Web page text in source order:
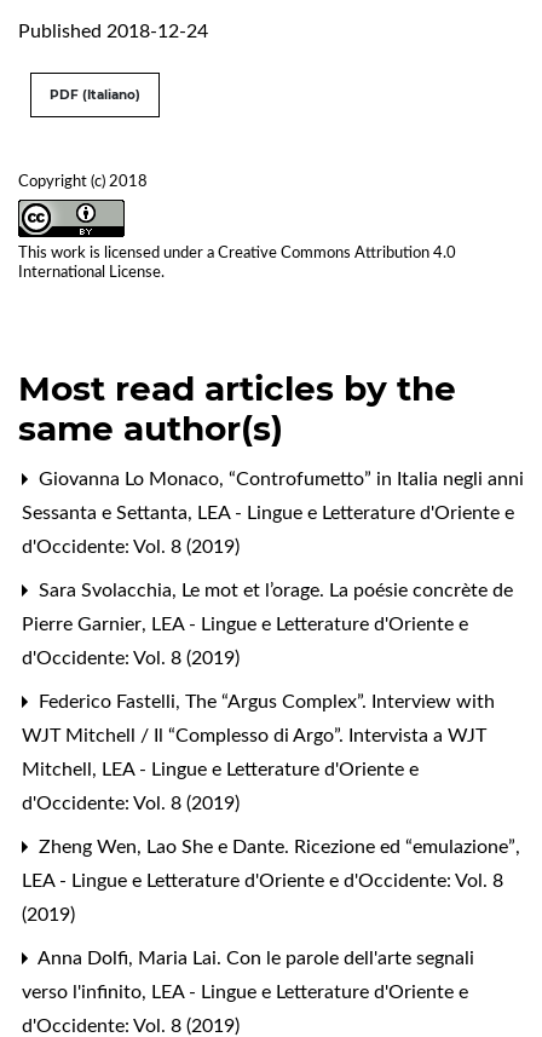
Published 2018-12-24
Copyright (c) 2018
This work is licensed under a Creative Commons Attribution 4.0
International License.
PDF (Italiano)
Most read articles by the
same author(s)
Giovanna Lo Monaco, “Controfumetto” in Italia negli anni
Sessanta e Settanta, LEA - Lingue e Letterature d'Oriente e
d'Occidente: Vol. 8 (2019)
Sara Svolacchia, Le mot et l’orage. La poésie concrète de
Pierre Garnier, LEA - Lingue e Letterature d'Oriente e
d'Occidente: Vol. 8 (2019)
Federico Fastelli, The “Argus Complex”. Interview with
WJT Mitchell / Il “Complesso di Argo”. Intervista a WJT
Mitchell, LEA - Lingue e Letterature d'Oriente e
d'Occidente: Vol. 8 (2019)
Zheng Wen, Lao She e Dante. Ricezione ed “emulazione”,
LEA - Lingue e Letterature d'Oriente e d'Occidente: Vol. 8
(2019)
Anna Dolfi, Maria Lai. Con le parole dell'arte segnali
verso l'infinito, LEA - Lingue e Letterature d'Oriente e
d'Occidente: Vol. 8 (2019)